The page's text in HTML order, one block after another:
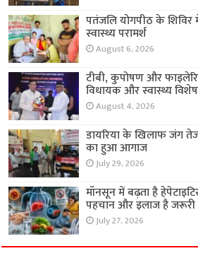
पतंजलि योगपीठ के शिविर
स्वास्थ्य परामर्श
August 6, 2026
टीबी, कुपोषण और
विधायक और स्वास्थ्य
August 4, 2026
डायरिया के खिलाफ जंग तेज,
का हुआ आगाज
July 29, 2026
मॉनसून में बढ़ता है
पहचान और इलाज है जरूरी
July 27, 2026